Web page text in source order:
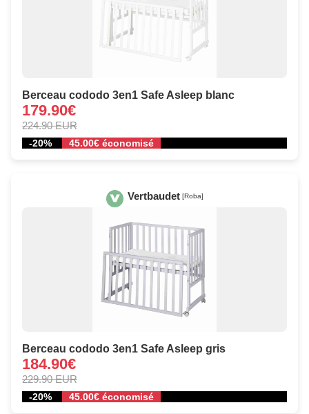
Berceau cododo 3en1 Safe Asleep blanc
179.90€
224.90 EUR
-20% 45.00€ économisé
Vertbaudet [Roba]
Berceau cododo 3en1 Safe Asleep gris
184.90€
229.90 EUR
-20% 45.00€ économisé